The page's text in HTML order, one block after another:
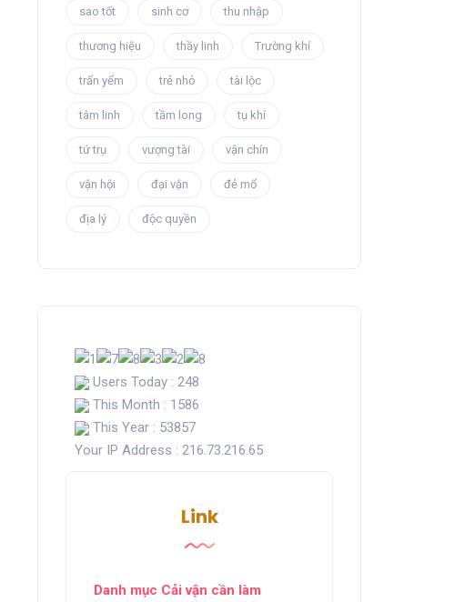
sao tốt sinh cơ thu nhập
thương hiệu thầy linh Trường khí
trấn yểm trẻ nhỏ tài lộc
tâm linh tầm long tụ khí
tứ trụ vượng tài vận chín
vận hội đại vận đẻ mổ
địa lý độc quyền
Users Today : 248
This Month : 1586
This Year : 53857
Your IP Address : 216.73.216.65
Link
Danh mục Cải vận cần làm